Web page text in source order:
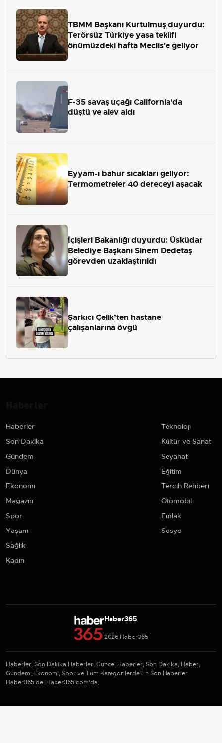
TBMM Başkanı Kurtulmuş duyurdu:
Terörsüz Türkiye yasa teklifi
önümüzdeki hafta Meclis'e geliyor
F-35 savaş uçağı California'da
düştü ve alev aldı
Eyyam-ı bahur sıcakları geliyor:
Termometreler 40 dereceyi aşacak
İçişleri Bakanlığı duyurdu: Üsküdar
Belediye Başkanı Sinem Dedetaş
görevden uzaklaştırıldı
Şarkıcı Çelik’ten hastane
çalışanlarına övgü
Haberler
Son Dakika
Gündem
Dünya
Ekonomi
Magazin
Spor
Yaşam
Sağlık
Kadın
Teknoloji
Kültür ve Sanat
Seyahat
Eğitim
Tercih Rehberi
Otomobil
Emlak
Sosyo
Haber365
2026 Haber365
Haberler, Son Dakika Haberler, Güncel Haberler, Son Dakika, Haber,
Gündem, Ekonomi, Spor ve Tüm Kategorilerde En Son Haberler
Haber365'de, Haber365.com'da.